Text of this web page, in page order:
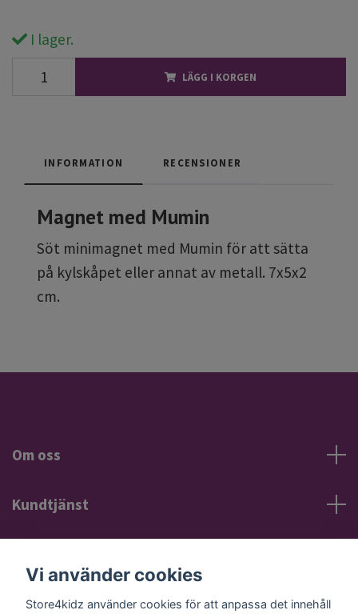
I lager.
LÄGG I KORGEN
INFORMATION RECENSIONER
Magnet med Mumin
Söt minimagnet med Mumin för att sätta
på kylskåpet eller annat av metall. 7x5x2
cm.
Om oss
Kundtjänst
Sociala medier
Vi använder cookies
Store4kidz använder cookies för att anpassa det innehåll